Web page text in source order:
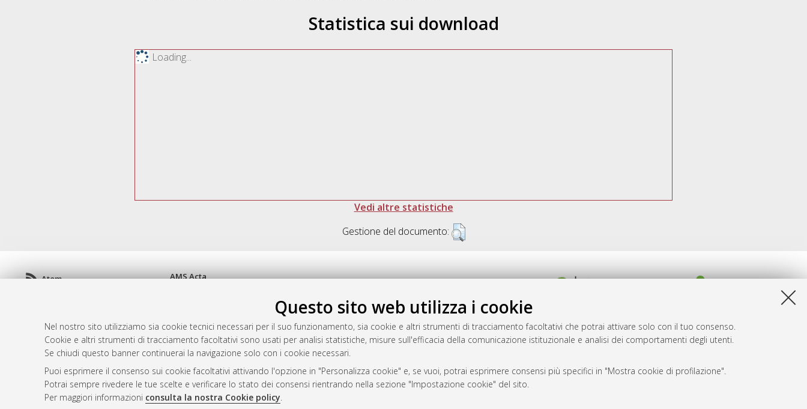
Questo sito web utilizza i cookie
Nel nostro sito utilizziamo sia cookie tecnici necessari per il suo funzionamento, sia cookie e altri strumenti di tracciamento facoltativi che potrai attivare solo con il tuo consenso.
Cookie e altri strumenti di tracciamento facoltativi sono usati per analisi statistiche, misure sull'efficacia della comunicazione istituzionale e analisi dei comportamenti degli utenti.
Se chiudi questo banner continuerai la navigazione solo con i cookie necessari.
Puoi esprimere il consenso sui cookie facoltativi attivando l'opzione in "Personalizza cookie" e, se vuoi, potrai esprimere consensi più specifici in "Mostra cookie di profilazione".
Potrai sempre rivedere le tue scelte e verificare lo stato dei consensi rientrando nella sezione "Impostazione cookie" del sito.
Per maggiori informazioni consulta la nostra Cookie policy.
Statistica sui download
Loading...
Vedi altre statistiche
Gestione del documento:
Atom
AMS Acta
doi.org/10.17616/R3P19R
Servizio implementato e gestito da
AlmaDL
Impostazioni Cookie
Informativa sulla privacy
Mission e policies del repository